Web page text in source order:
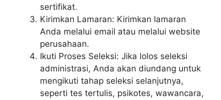
sertifikat.
Kirimkan Lamaran: Kirimkan lamaran
Anda melalui email atau melalui website
perusahaan.
Ikuti Proses Seleksi: Jika lolos seleksi
administrasi, Anda akan diundang untuk
mengikuti tahap seleksi selanjutnya,
seperti tes tertulis, psikotes, wawancara,